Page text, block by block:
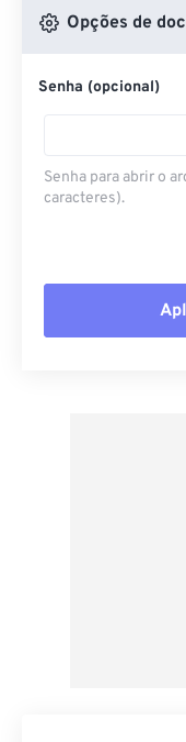
Do
Da
Opções de
Senha (opcional)
Senha para abrir o
caracteres).